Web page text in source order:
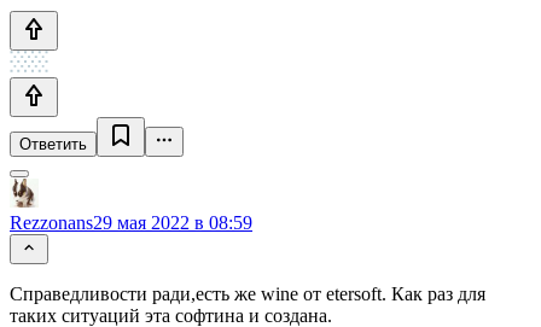
Ответить
Rezzonans29 мая 2022 в 08:59
Справедливости ради,есть же wine от etersoft. Как раз для
таких ситуаций эта софтина и создана.